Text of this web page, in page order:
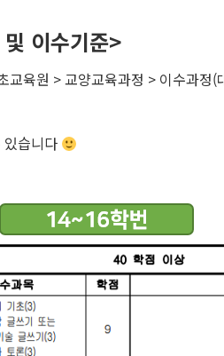
이수기준>
교육원 > 교양교육과정 > 이수과정(
있습니다